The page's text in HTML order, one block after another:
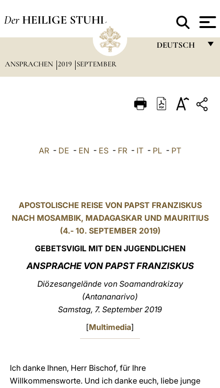
Der HEILIGE STUHL
DEUTSCH
ITALIANO
中文
LATINE
ANSPRACHEN 2019 SEPTEMBER
AR - DE - EN - ES - FR - IT - PL - PT
APOSTOLISCHE REISE VON PAPST FRANZISKUS
NACH MOSAMBIK, MADAGASKAR UND MAURITIUS
(4.- 10. SEPTEMBER 2019)
GEBETSVIGIL MIT DEN JUGENDLICHEN
ANSPRACHE VON PAPST FRANZISKUS
Diözesangelände von Soamandrakizay
(Antananarivo)
Samstag, 7. September 2019
[Multimedia]
Ich danke Ihnen, Herr Bischof, für Ihre
Willkommensworte. Und ich danke euch, liebe junge